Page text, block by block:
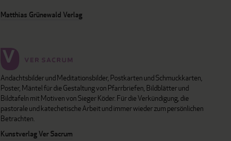
Matthias Grünewald Verlag
Andachtsbilder und Meditationsbilder, Postkarten und Schmuckkarten,
Poster, Mäntel für die Gestaltung von Pfarrbriefen, Bildblätter und
Bildtafeln mit Motiven von Sieger Köder. Für die Verkündigung, die
pastorale und katechetische Arbeit und immer wieder zum persönlichen
Betrachten.
Kunstverlag Ver Sacrum